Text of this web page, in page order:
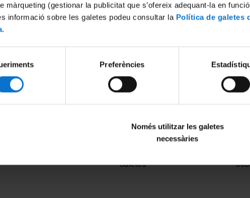
màrqueting (gestionar la publicitat que s’ofereix adequant-la en
informació sobre les galetes podeu consultar la Política de galetes
.
Preferències
Només utilitzar les galetes
necessàries
Galetes